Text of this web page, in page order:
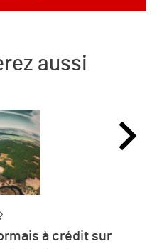
aussi
à crédit sur